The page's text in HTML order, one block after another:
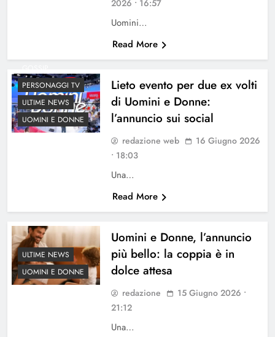
2026 • 16:57
Uomini…
Read More
PERSONAGGI TV
ULTIME NEWS
UOMINI E DONNE
Lieto evento per due ex volti
di Uomini e Donne:
l’annuncio sui social
redazione web
16 Giugno 2026
• 18:03
Una…
Read More
ULTIME NEWS
UOMINI E DONNE
Uomini e Donne, l’annuncio
più bello: la coppia è in
dolce attesa
redazione
15 Giugno 2026 •
21:12
Una…